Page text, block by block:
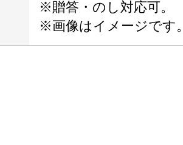
※贈答・のし対応可。
※画像はイメージです。